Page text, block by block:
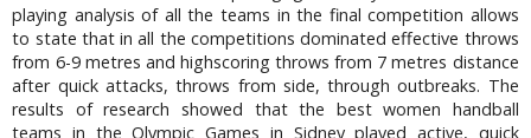
playing analysis of all the teams in the final competition allows
to state that in all the competitions dominated effective throws
from 6-9 metres and highscoring throws from 7 metres distance
after quick attacks, throws from side, through outbreaks. The
results of research showed that the best women handball
teams in the Olympic Games in Sidney played active, quick